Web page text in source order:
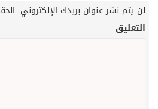
لن يتم نشر عنوان بريدك الإلكتروني.
التعليق